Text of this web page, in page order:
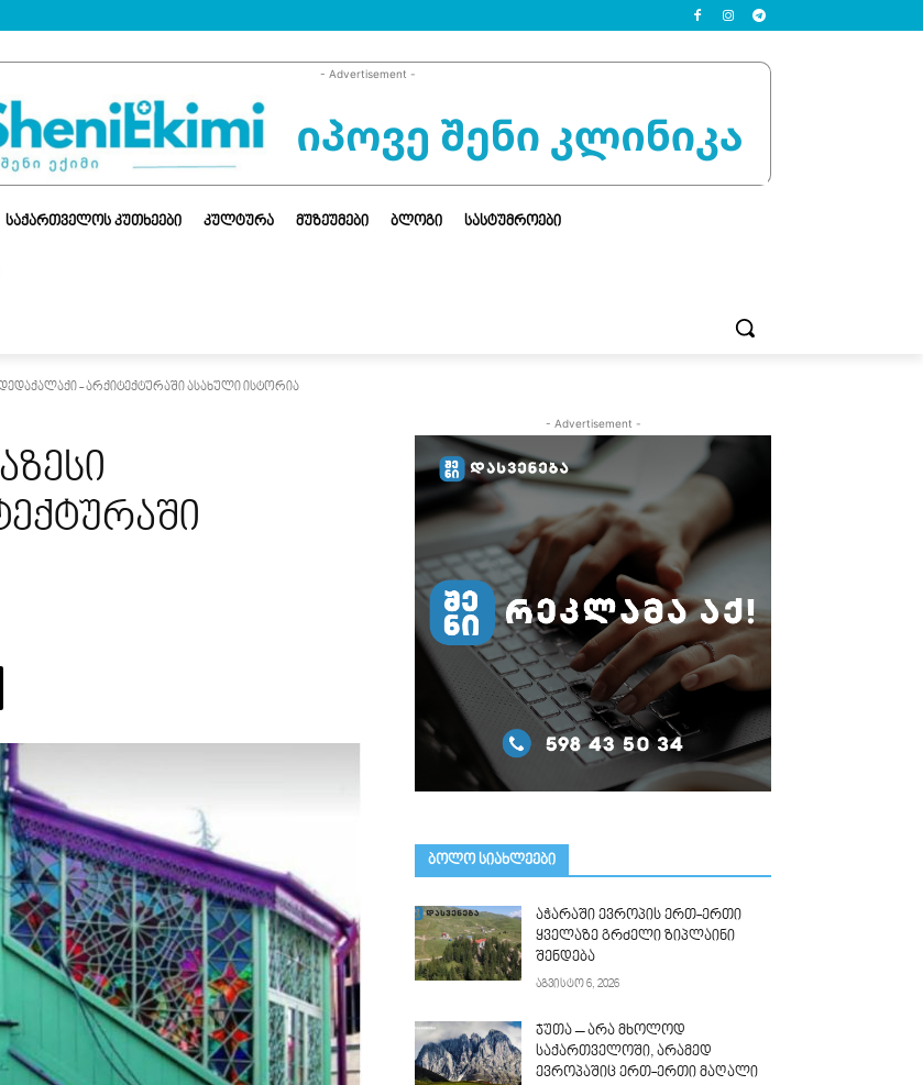
- Advertisement -
ᲡᲐᲥᲐᲠᲗᲕᲔᲚᲝᲡ ᲙᲣᲗᲮᲔᲔᲑᲘ ᲙᲣᲚᲢᲣᲠᲐ ᲛᲣᲖᲔᲣᲛᲔᲑᲘ ᲑᲚᲝᲒᲘ ᲡᲐᲡᲢᲣᲛᲠᲝᲔᲑᲘ
- არქიტექტურაში ასახული ისტორია
- Advertisement -
ᲑᲝᲚᲝ ᲡᲘᲐᲮᲚᲔᲔᲑᲘ
აჭარაში ევროპის ერთ-ერთი
ყველაზე გრძელი ზიპლაინი
შენდება
აგვისტო 6, 2026
ჯუთა – არა მხოლოდ
საქართველოში, არამედ
ევროპაშიც ერთ-ერთი მაღალი